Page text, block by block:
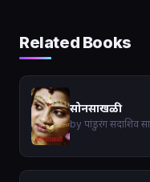
Related Books
सोनसाखळी
by पांडुरंग सदाशिव